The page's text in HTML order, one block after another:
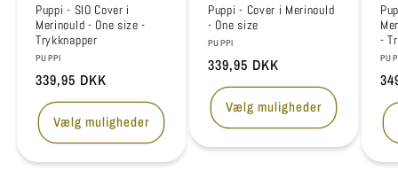
Puppi - SIO Cover i
Merinould - One size -
Trykknapper
Forhandler:
PUPPI
Normalpris
339,95 DKK
Vælg muligheder
Puppi - Cover i Merinould
- One size
Forhandler:
PUPPI
Normalpris
339,95 DKK
Vælg muligheder
-